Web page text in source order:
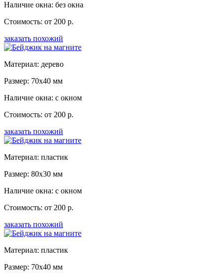
Наличие окна: без окна
Стоимость: от 200 р.
заказать похожий
Материал: дерево
Размер: 70x40 мм
Наличие окна: с окном
Стоимость: от 200 р.
заказать похожий
Материал: пластик
Размер: 80x30 мм
Наличие окна: с окном
Стоимость: от 200 р.
заказать похожий
Материал: пластик
Размер: 70x40 мм